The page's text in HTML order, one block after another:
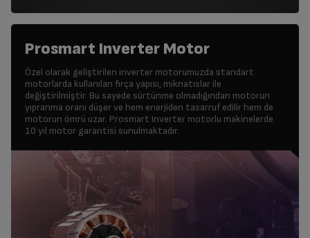
Prosmart Inverter Motor
Özel olarak geliştirilen inverter motorumuzda standart
motorlarda kullanılan fırça yapısı, mıknatıslar ile
değiştirilmiştir. Bu sayede sürtünme olmadığından motorun
yıpranma oranı düşer ve hem enerjiden tasarruf edilir hem de
motorun ömrü uzar. Prosmart Inverter motorlu makinelerde
10 yıl motor garantisi sunulmaktadır.